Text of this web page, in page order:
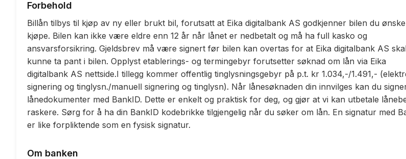
Forbehold
Billån tilbys til kjøp av ny eller brukt bil, forutsatt at Eika digitalbank AS godkjenner bilen du
kjøpe. Bilen kan ikke være eldre enn 12 år når lånet er nedbetalt og må ha full kasko og
ansvarsforsikring. Gjeldsbrev må være signert før bilen kan overtas for at Eika digitalbank AS
kunne ta pant i bilen. Opplyst etablerings- og termingebyr forutsetter søknad om lån via Eika
digitalbank AS nettside.I tillegg kommer offentlig tinglysningsgebyr på p.t. kr 1.034,-/1.491,-
signering og tinglysn./manuell signering og tinglysn). Når lånesøknaden din innvilges kan du
lånedokumenter med BankID. Dette er enkelt og praktisk for deg, og gjør at vi kan utbetale
raskere. Sørg for å ha din BankID kodebrikke tilgjengelig når du søker om lån. En signatur med
er like forpliktende som en fysisk signatur.
Om banken